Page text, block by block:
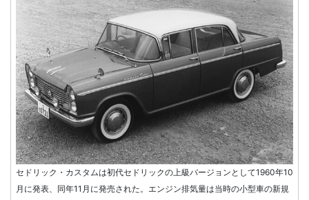
セドリック・カスタムは初代セドリックの上級バージョンとして1960年10
月に発表、同年11月に発売された。エンジン排気量は当時の小型車の新規